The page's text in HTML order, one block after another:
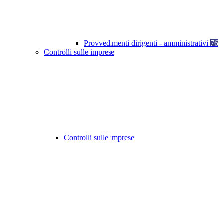
Provvedimenti dirigenti - amministrativi 76
Controlli sulle imprese
Controlli sulle imprese